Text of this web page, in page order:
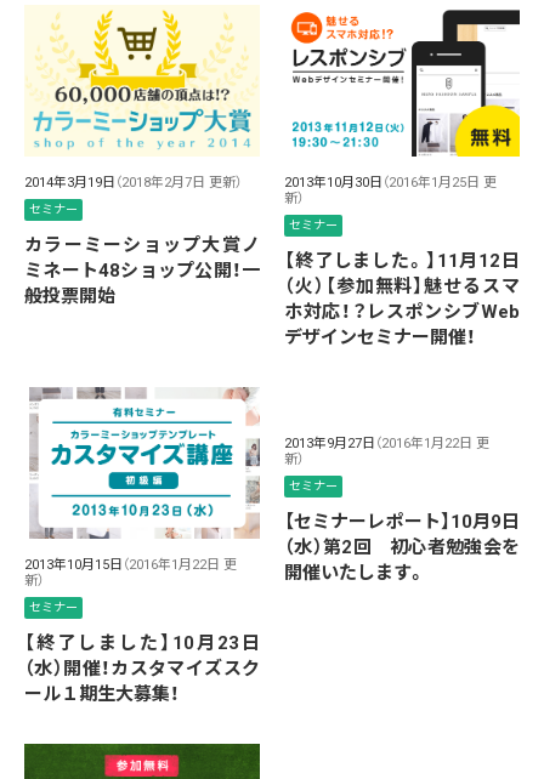
2014年3月19日 （2018年2月7日 更新）
セミナー
カラーミーショップ大賞ノ
ミネート48ショップ公開！一
般投票開始
2013年10月30日 （2016年1月25日 更
新）
セミナー
【終了しました。】11月12日
（火）【参加無料】魅せるスマ
ホ対応！？レスポンシブWeb
デザインセミナー開催！
2013年10月15日 （2016年1月22日 更
新）
セミナー
【終了しました】10月23日
（水）開催！カスタマイズスク
ール１期生大募集！
2013年9月27日 （2016年1月22日 更
新）
セミナー
【セミナーレポート】10月9日
（水）第2回 初心者勉強会を
開催いたします。